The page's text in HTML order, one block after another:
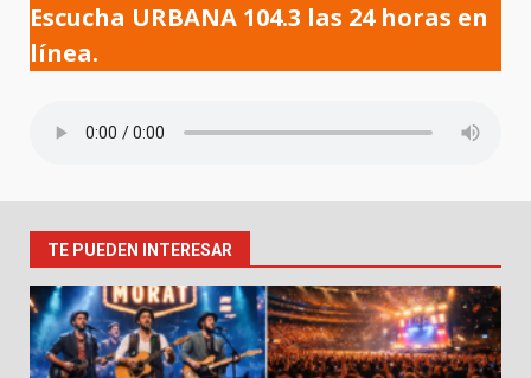
Escucha URBANA 104.3 las 24 horas en
línea.
TE PUEDEN INTERESAR